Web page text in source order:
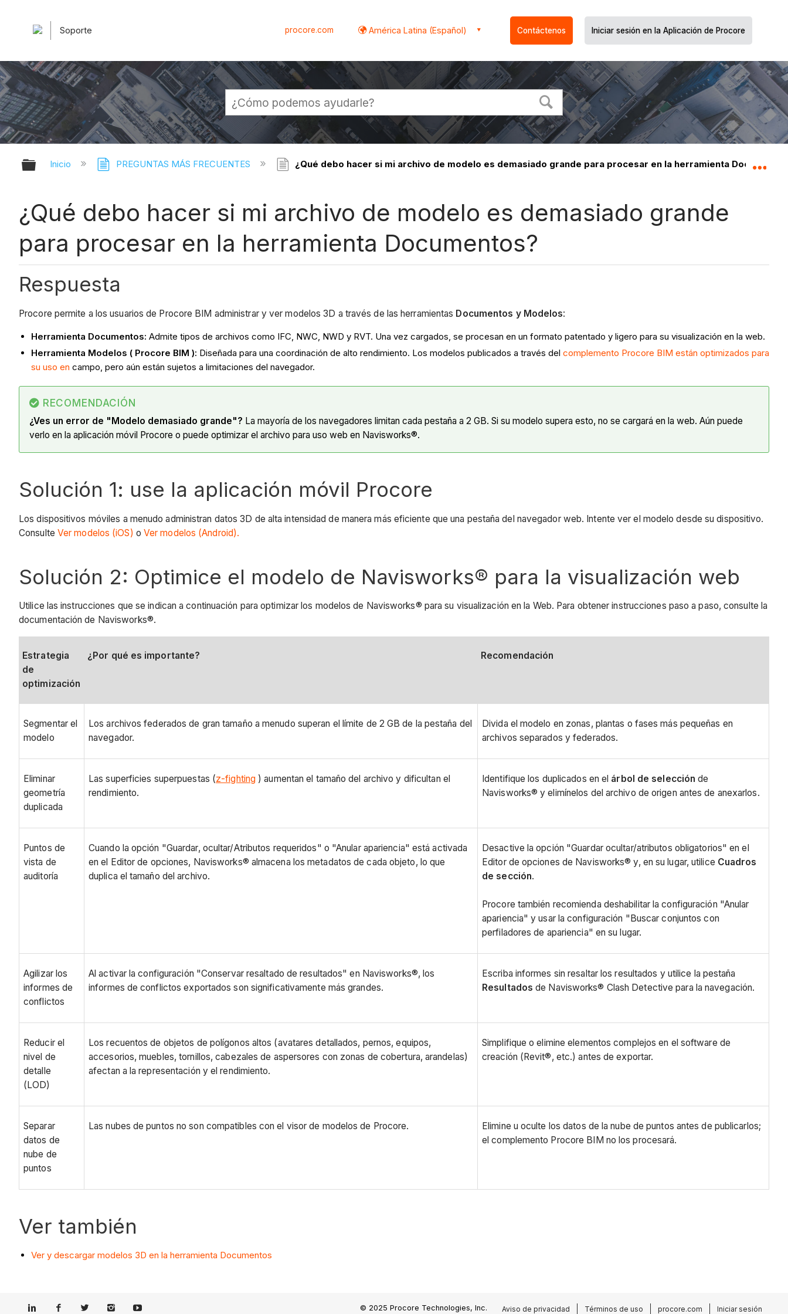
Soporte procore.com América Latina (Español) Contáctenos Iniciar sesión en la Aplicación de Procore
Expandir/contraer jerarquía global
Inicio PREGUNTAS MÁS FRECUENTES ¿Qué debo hacer si mi archivo de modelo es demasiado grande para procesar en la herramienta
¿Qué debo hacer si mi archivo de modelo es demasiado grande
para procesar en la herramienta Documentos?
Respuesta
Procore permite a los usuarios de Procore BIM administrar y ver modelos 3D a través de lasherramientas Documentos y Modelos:
Herramienta Documentos: Admite tipos de archivos como IFC, NWC, NWD y RVT. Una vez cargados, se procesan en un formato patentado y ligero para su visualización en la web.
Herramienta Modelos ( Procore BIM ): Diseñada para una coordinación de alto rendimiento. Los modelos publicados a través del complemento Procore BIM están optimizados para
su uso en campo, pero aún están sujetos a limitaciones del navegador.
RECOMENDACIÓN
¿Ves un error de "Modelo demasiado grande"? La mayoría de los navegadores limitan cada pestaña a 2 GB. Si su modelo supera esto, no se cargará en la web. Aún puede
verlo en la aplicación móvil Procore o puede optimizar el archivo para uso web en Navisworks®.
Solución 1: use la aplicación móvil Procore
Los dispositivos móviles a menudo administran datos 3D de alta intensidad de manera más eficiente que una pestaña del navegador web. Intente ver el modelo desde su dispositivo.
Consulte Ver modelos (iOS) o Ver modelos (Android).
Solución 2: Optimice el modelo de Navisworks® para la visualización web
Utilice las instrucciones que se indican a continuación para optimizar los modelos de Navisworks® para su visualización en la Web. Para obtener instrucciones paso a paso, consulte la
documentación de Navisworks®.
Estrategia
de
optimización
¿Por qué es importante? Recomendación
Segmentar el
modelo
Los archivos federados de gran tamaño a menudo superan el límite de 2 GB de la pestaña del
navegador.
Divida el modelo en zonas, plantas o fases más pequeñas en
archivos separados y federados.
Eliminar
geometría
duplicada
Las superficies superpuestas (z-fighting ) aumentan el tamaño del archivo y dificultan el
rendimiento.
Identifique los duplicados en el árbol de selección de
Navisworks® y elimínelos del archivo de origen antes de anexarlos.
Puntos de
vista de
auditoría
Cuando la opción "Guardar, ocultar/Atributos requeridos" o "Anular apariencia" está activada
en el Editor de opciones, Navisworks® almacena los metadatos de cada objeto, lo que
duplica el tamaño del archivo.
Desactive la opción "Guardar ocultar/atributos obligatorios" en el
Editor de opciones de Navisworks® y, en su lugar, utilice Cuadros
de sección.
Procore también recomienda deshabilitar la configuración "Anular
apariencia" y usar la configuración "Buscar conjuntos con
perfiladores de apariencia" en su lugar.
Agilizar los
informes de
conflictos
Al activar la configuración "Conservar resaltado de resultados" en Navisworks®, los
informes de conflictos exportados son significativamente más grandes.
Escriba informes sin resaltar los resultados y utilice la pestaña
Resultados de Navisworks® Clash Detective para la navegación.
Reducir el
nivel de
detalle
(LOD)
Los recuentos de objetos de polígonos altos (avatares detallados, pernos, equipos,
accesorios, muebles, tornillos, cabezales de aspersores con zonas de cobertura, arandelas)
afectan a la representación y el rendimiento.
Simplifique o elimine elementos complejos en el software de
creación (Revit®, etc.) antes de exportar.
Separar
datos de
nube de
puntos
Las nubes de puntos no son compatibles con el visor de modelos de Procore.
Elimine u oculte los datos de la nube de puntos antes de publicarlos;
el complemento Procore BIM no los procesará.
Ver también
Ver y descargar modelos 3D en la herramienta Documentos
© 2025 Procore Technologies, Inc. Aviso de privacidad Términos de uso procore.com Iniciar sesión